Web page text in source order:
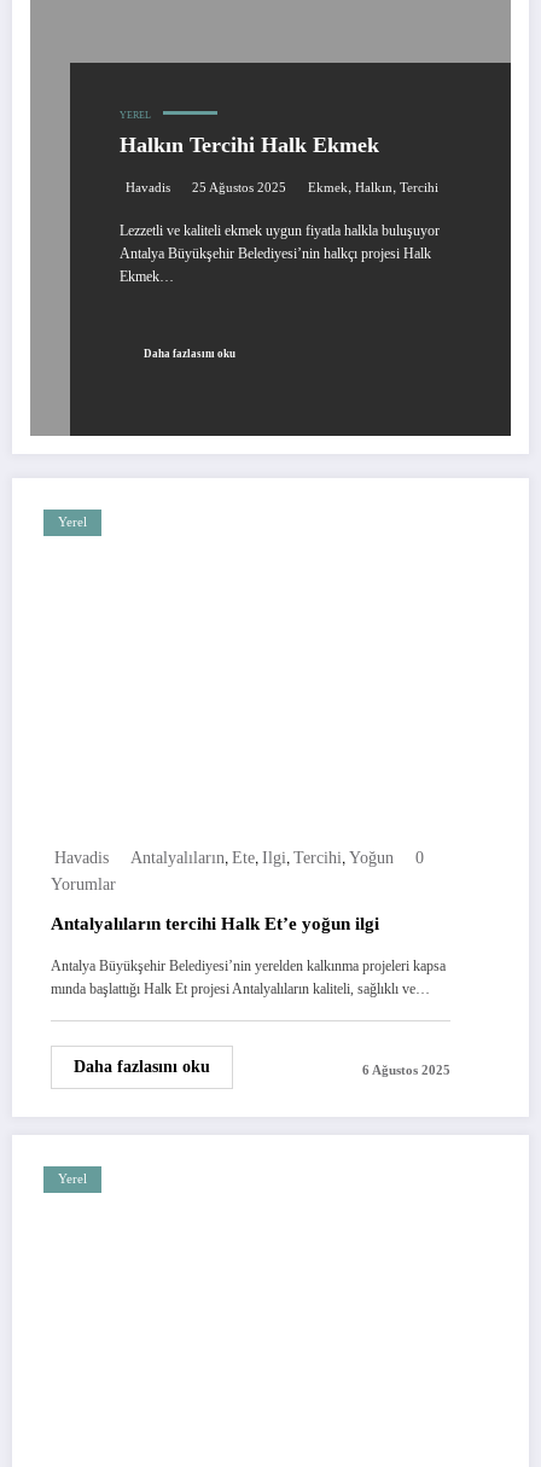
YEREL
Halkın Tercihi Halk Ekmek
Havadis 25 Ağustos 2025 Ekmek, Halkın, Tercihi
Lezzetli ve kaliteli ekmek uygun fiyatla halkla buluşuyor
Antalya Büyükşehir Belediyesi’nin halkçı projesi Halk
Ekmek…
Daha fazlasını oku
Yerel
Havadis Antalyalıların, Ete, Ilgi, Tercihi, Yoğun
0
Yorumlar
Antalyalıların tercihi Halk Et’e yoğun ilgi
Antalya Büyükşehir Belediyesi’nin yerelden kalkınma projeleri kapsa
mında başlattığı Halk Et projesi Antalyalıların kaliteli, sağlıklı ve…
Daha fazlasını oku 6 Ağustos 2025
Yerel